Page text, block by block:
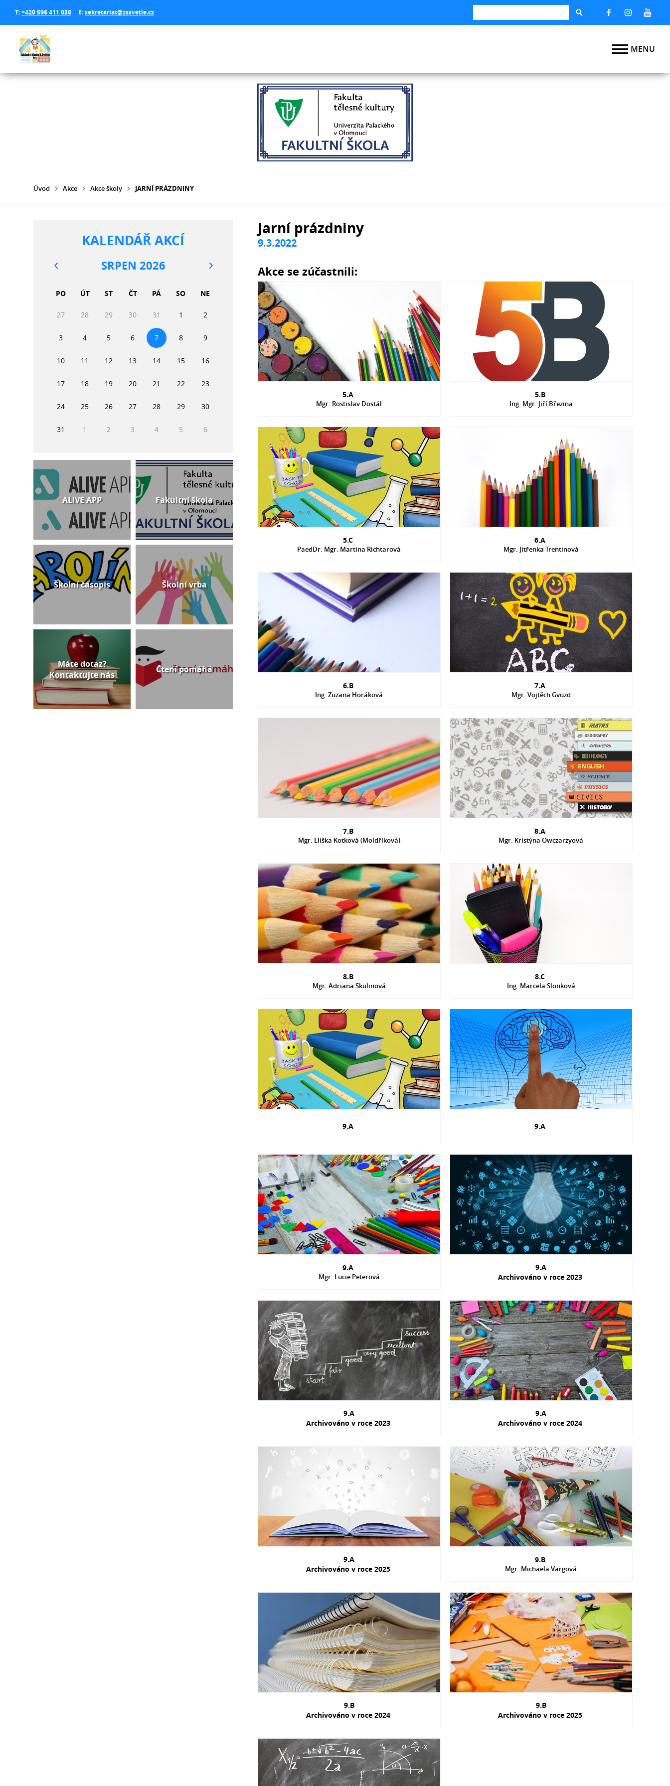
T:+420 596 411 038 E:sekretariat@zssvetle.cz
Úvod Akce Akce školy JARNÍ PRÁZDNINY
Jarní prázdniny
9.3.2022
Akce se zúčastnili:
5.A
Mgr. Rostislav Dostál
5.B
Ing. Mgr. Jiří Březina
5.C
PaedDr. Mgr. Martina Richtarová
6.A
Mgr. Jitřenka Trentinová
6.B
Ing. Zuzana Horáková
7.A
Mgr. Vojtěch Gvuzd
7.B
Mgr. Eliška Kotková (Moldříková)
8.A
Mgr. Kristýna Owczarzyová
8.B
Mgr. Adriana Skulinová
8.C
Ing. Marcela Slonková
9.A 9.A
9.A
Mgr. Lucie Peterová
9.A
Archivováno v roce 2023
9.A
Archivováno v roce 2023
9.A
Archivováno v roce 2024
9.A
Archivováno v roce 2025
9.B
Mgr. Michaela Vargová
9.B
Archivováno v roce 2024
9.B
Archivováno v roce 2025
KALENDÁŘ AKCÍ
SRPEN 2026
PO ÚT ST ČT PÁ SO NE
27 28 29 30 31 1 2
3 4 5 6 7 8 9
10 11 12 13 14 15 16
17 18 19 20 21 22 23
24 25 26 27 28 29 30
31 1 2 3 4 5 6
ALIVE APP Fakultní škola
Školní časopis Školní vrba
Máte dotaz?
Kontaktujte nás
Čtení pomáhá